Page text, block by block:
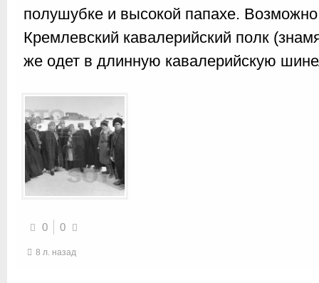
полушубке и высокой папахе.
Кремлевский кавалерийский полк
же одет в длинную кавалерийскую
0 0
8 л. назад